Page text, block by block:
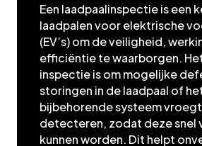
Een laadpaalinspectie is een
laadpalen voor elektrische
(EV’s) om de veiligheid,
efficiëntie te waarborgen.
inspectie is om mogelijke
storingen in de laadpaal of
bijbehorende systeem
detecteren, zodat deze snel
kunnen worden. Dit helpt